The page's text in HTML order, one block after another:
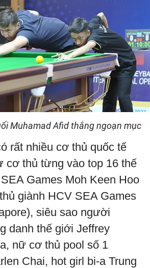
Muhamad Afid thắng ngoạn mục
rất nhiều cơ thủ quốc tế
cơ thủ từng vào top 16 thế
Games Moh Keen Hoo
giành HCV SEA Games
siêu sao người
danh thế giới Jeffrey
nữ cơ thủ pool số 1
Chai, hot girl bi-a Trung